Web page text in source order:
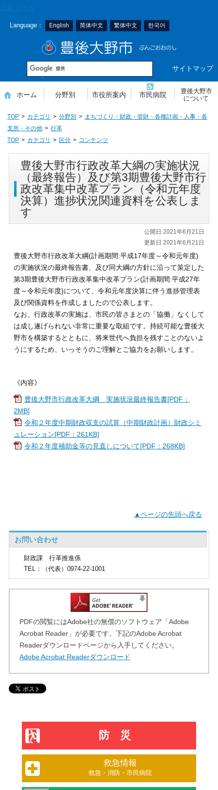
Language： English 简体中文 繁体中文 한국어
サイトマップ
ホーム 分野別 市役所案内 市民病院
豊後大野市
について
TOP カテゴリ 分野別
まちづくり・財政・管財・各種計画・人事・各
支所・その他
行革
TOP
カテゴリ 区分 コンテンツ
豊後大野市行政改革大綱の実施状況
（最終報告）及び第3期豊後大野市行
政改革集中改革プラン（令和元年度
決算）進捗状況関連資料を公表しま
す
公開日 2021年6月21日
更新日 2021年6月21日
豊後大野市行政改革大綱(計画期間:平成17年度～令和元年度)
の実施状況の最終報告書、及び同大綱の方針に沿って策定した
第3期豊後大野市行政改革集中改革プラン(計画期間:平成27年
度～令和元年度)について、令和元年度決算に伴う進捗管理表
及び関係資料を作成しましたので公表します。
なお、行政改革の実施は、市民の皆さまとの「協働」なくして
は成し遂げられない非常に重要な取組です。持続可能な豊後大
野市を構築するとともに、将来世代へ負担を残すことのないよ
うにするため、いっそうのご理解とご協力をお願いします。
《内容》
豊後大野市行政改革大綱 実施状況最終報告書[PDF：
2MB]
令和２年度中期財政収支の試算（中期財政計画）財政シミ
ュレーション[PDF：261KB]
令和２年度補助金等の見直しについて[PDF：268KB]
▲ページの先頭へ戻る
お問い合わせ
財政課
行革推進係
TEL ：（代表）0974-22-1001
PDFの閲覧にはAdobe社の無償のソフトウェア「Adobe
Acrobat Reader」が必要です。下記のAdobe Acrobat
Readerダウンロードページから入手してください。
Adobe Acrobat Readerダウンロード
防災
救急情報
救急・消防・市民病院